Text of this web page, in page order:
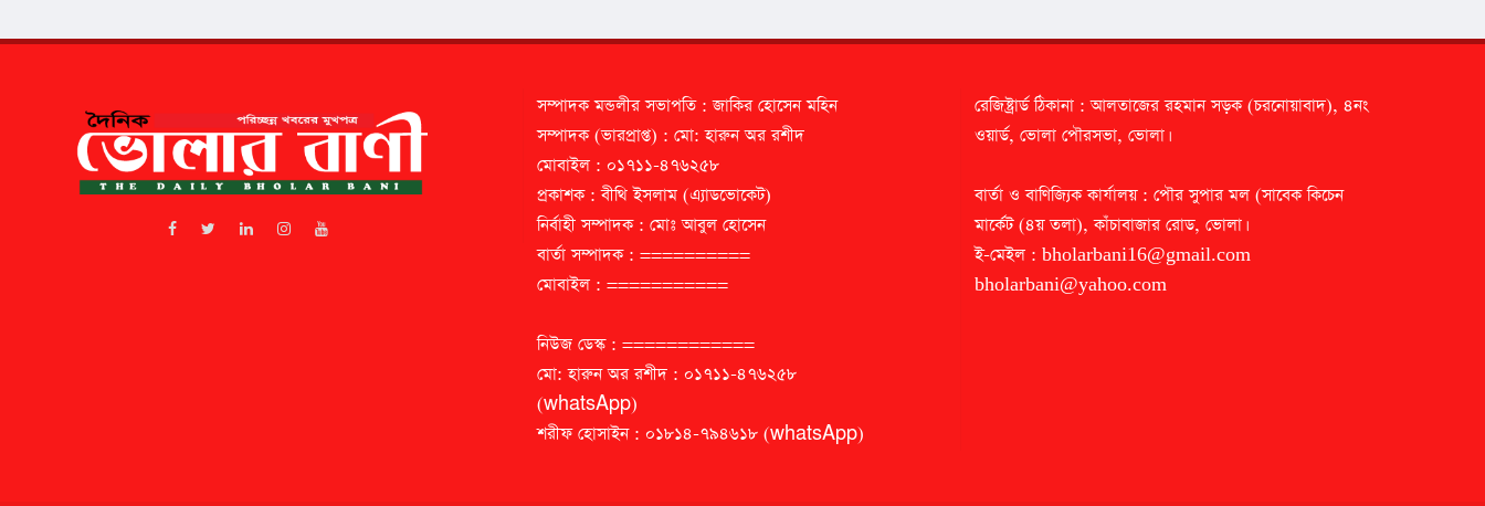
সম্পাদক মন্ডলীর সভাপতি : জাকির হোসেন মহিন
সম্পাদক (ভারপ্রাপ্ত) : মো: হারুন অর রশীদ
মোবাইল : ০১৭১১-৪৭৬২৫৮
প্রকাশক : বীথি ইসলাম (এ্যাডভোকেট)
নির্বাহী সম্পাদক : মোঃ আবুল হোসেন
বার্তা সম্পাদক : ==========
মোবাইল : ===========
নিউজ ডেস্ক : ============
মো: হারুন অর রশীদ : ০১৭১১-৪৭৬২৫৮
(whatsApp)
শরীফ হোসাইন : ০১৮১৪-৭৯৪৬১৮ (whatsApp)
রেজিষ্ট্রার্ড ঠিকানা : আলতাজের রহমান সড়ক (চরনোয়াবাদ), ৪নং
ওয়ার্ড, ভোলা পৌরসভা, ভোলা।
বার্তা ও বাণিজ্যিক কার্যালয় : পৌর সুপার মল (সাবেক কিচেন
মার্কেট (৪য় তলা), কাঁচাবাজার রোড, ভোলা।
ই-মেইল :bholarbani16@gmail.com
bholarbani@yahoo.com